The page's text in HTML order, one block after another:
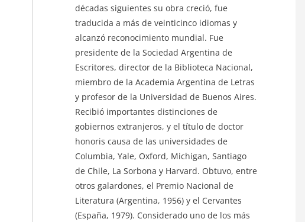
décadas siguientes su obra creció, fue
traducida a más de veinticinco idiomas y
alcanzó reconocimiento mundial. Fue
presidente de la Sociedad Argentina de
Escritores, director de la Biblioteca Nacional,
miembro de la Academia Argentina de Letras
y profesor de la Universidad de Buenos Aires.
Recibió importantes distinciones de
gobiernos extranjeros, y el título de doctor
honoris causa de las universidades de
Columbia, Yale, Oxford, Michigan, Santiago
de Chile, La Sorbona y Harvard. Obtuvo, entre
otros galardones, el Premio Nacional de
Literatura (Argentina, 1956) y el Cervantes
(España, 1979). Considerado uno de los más